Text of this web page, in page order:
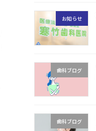
お知らせ
歯科ブログ
歯科ブログ